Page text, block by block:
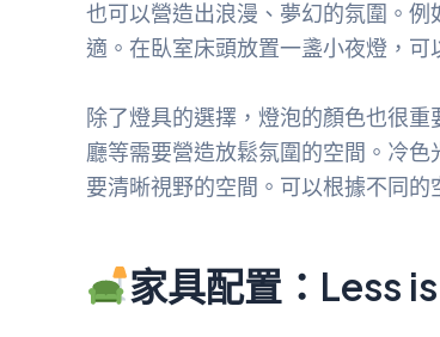
也可以營造出浪漫、夢幻的氛圍。
適。在臥室床頭放置一盞小夜燈，可
除了燈具的選擇，燈泡的顏色也很
廳等需要營造放鬆氛圍的空間。冷
要清晰視野的空間。可以根據不同的
家具配置：Less